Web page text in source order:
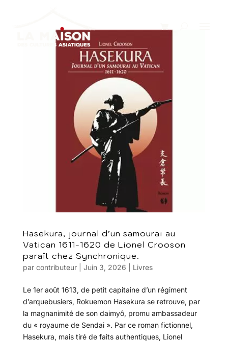
Hasekura, journal d’un samouraï au
Vatican 1611-1620 de Lionel Crooson
paraît chez Synchronique.
par contributeur| Juin 3, 2026 Livres
Le 1er août 1613, de petit capitaine d’un régiment
d’arquebusiers, Rokuemon Hasekura se retrouve, par
la magnanimité de son daimyô, promu ambassadeur
du « royaume de Sendai ». Par ce roman fictionnel,
Hasekura, mais tiré de faits authentiques, Lionel